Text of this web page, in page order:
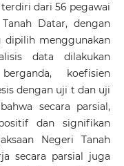
dari 56 pegawai
Datar, dengan
dipilih menggunakan
data dilakukan
koefisien
dengan uji t dan uji
secara parsial,
dan signifikan
Negeri Tanah
secara parsial juga